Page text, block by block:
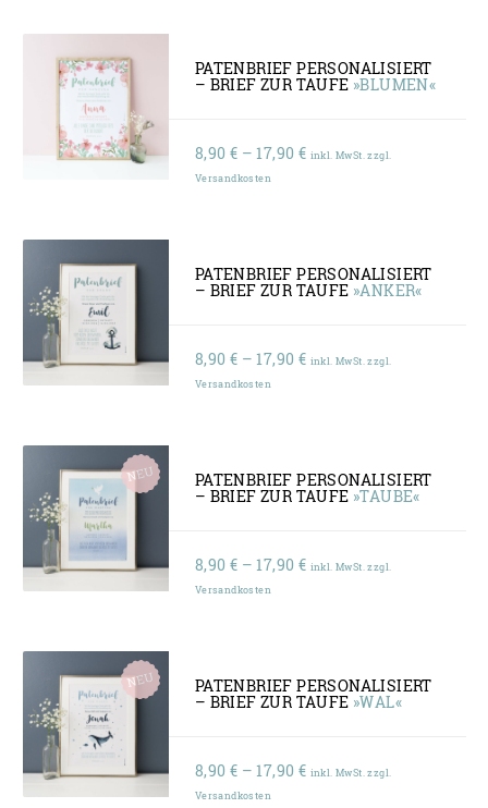
PATENBRIEF PERSONALISIERT
– BRIEF ZUR TAUFE »BLUMEN«
8,90 € –17,90 €Preisspanne:
inkl. MwSt. zzgl.
Versandkosten
PATENBRIEF PERSONALISIERT
– BRIEF ZUR TAUFE »ANKER«
8,90 € –17,90 €Preisspanne:
inkl. MwSt. zzgl.
Versandkosten
PATENBRIEF PERSONALISIERT
– BRIEF ZUR TAUFE »TAUBE«
8,90 € –17,90 €Preisspanne:
inkl. MwSt. zzgl.
Versandkosten
PATENBRIEF PERSONALISIERT
– BRIEF ZUR TAUFE »WAL«
8,90 € –17,90 €Preisspanne:
inkl. MwSt. zzgl.
Versandkosten